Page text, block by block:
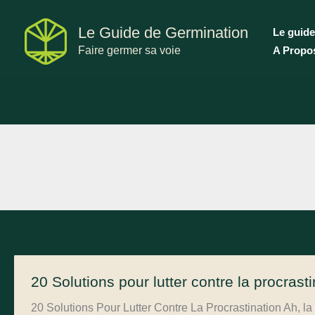
Le Guide de Germination
Faire germer sa voie
Le
A
20 Solutions pour lutter contre la
20 Solutions Pour Lutter Contre La Procrastination Ah,